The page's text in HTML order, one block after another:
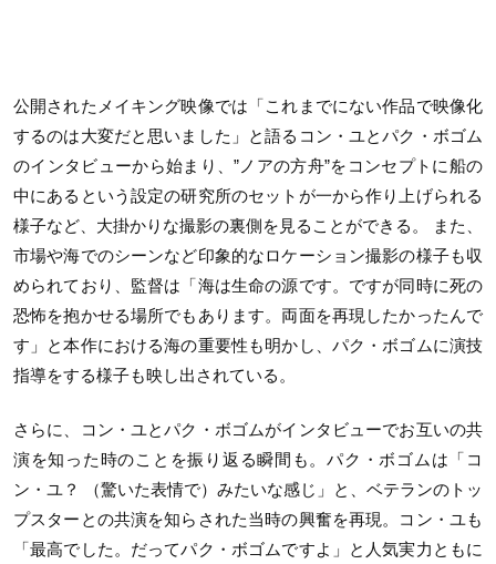
公開されたメイキング映像では「これまでにない作品で映像化
するのは⼤変だと思いました」と語るコン・ユとパク・ボゴム
のインタビューから始まり、”ノアの⽅⾈”をコンセプトに船の
中にあるという設定の研究所のセットが⼀から作り上げられる
様⼦など、⼤掛かりな撮影の裏側を⾒ることができる。 また、
市場や海でのシーンなど印象的なロケーション撮影の様⼦も収
められており、監督は「海は⽣命の源です。ですが同時に死の
恐怖を抱かせる場所でもあります。両⾯を再現したかったんで
す」と本作における海の重要性も明かし、パク・ボゴムに演技
指導をする様⼦も映し出されている。
さらに、コン・ユとパク・ボゴムがインタビューでお互いの共
演を知った時のことを振り返る瞬間も。パク・ボゴムは「コ
ン・ユ？ （驚いた表情で）みたいな感じ」と、ベテランのトッ
プスターとの共演を知らされた当時の興奮を再現。コン・ユも
「最⾼でした。だってパク・ボゴムですよ」と⼈気実⼒ともに